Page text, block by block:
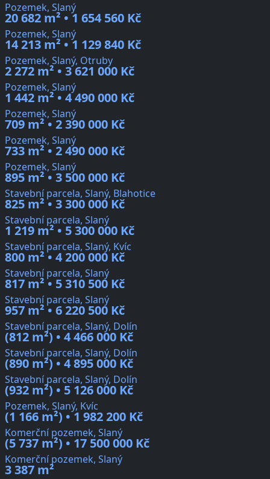
Pozemek, Slaný
20 682 m² • 1 654 560 Kč
Pozemek, Slaný
14 213 m² • 1 129 840 Kč
Pozemek, Slaný, Otruby
2 272 m² • 3 621 000 Kč
Pozemek, Slaný
1 442 m² • 4 490 000 Kč
Pozemek, Slaný
709 m² • 2 390 000 Kč
Pozemek, Slaný
733 m² • 2 490 000 Kč
Pozemek, Slaný
895 m² • 3 500 000 Kč
Stavební parcela, Slaný, Blahotice
825 m² • 3 300 000 Kč
Stavební parcela, Slaný
1 219 m² • 5 300 000 Kč
Stavební parcela, Slaný, Kvíc
800 m² • 4 200 000 Kč
Stavební parcela, Slaný
817 m² • 5 310 500 Kč
Stavební parcela, Slaný
957 m² • 6 220 500 Kč
Stavební parcela, Slaný, Dolín
(812 m²) • 4 466 000 Kč
Stavební parcela, Slaný, Dolín
(890 m²) • 4 895 000 Kč
Stavební parcela, Slaný, Dolín
(932 m²) • 5 126 000 Kč
Pozemek, Slaný, Kvíc
(1 166 m²) • 1 982 200 Kč
Komerční pozemek, Slaný
(5 737 m²) • 17 500 000 Kč
Komerční pozemek, Slaný
3 387 m²